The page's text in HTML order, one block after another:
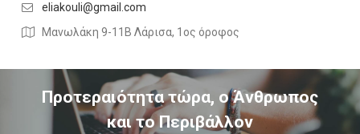
eliakouli@gmail.com
Μανωλάκη 9-11Β Λάρισα, 1ος όροφος
Προτεραιότητα τώρα, ο Άνθρωπος
και το Περιβάλλον